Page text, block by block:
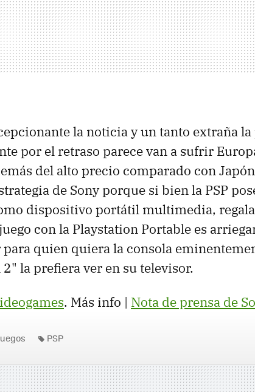
la noticia y un tanto extraña
por el retraso parece van a sufrir
del alto precio comparado con
de Sony porque si bien la PSP
dispositivo portátil multimedia,
con la Playstation Portable es
quien quiera la consola
la prefiera ver en su televisor.
. Más info | Nota de prensa de
PSP